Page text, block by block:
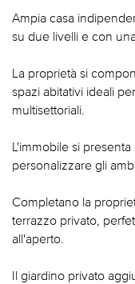
Ampia casa
su due livelli e con
La proprietà si
spazi abitativi ideali
multisettoriali.
L'immobile si
personalizzare gli
Completano la
terrazzo privato,
all'aperto.
Il giardino privato